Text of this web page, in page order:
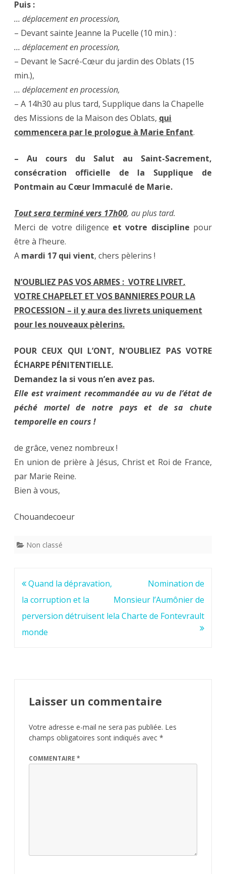
Puis :
… déplacement en procession,
– Devant sainte Jeanne la Pucelle (10 min.) :
… déplacement en procession,
– Devant le Sacré-Cœur du jardin des Oblats (15
min.),
… déplacement en procession,
– A 14h30 au plus tard, Supplique dans la Chapelle
des Missions de la Maison des Oblats, qui
commencera par le prologue à Marie Enfant.
– Au cours du Salut au Saint-Sacrement,
consécration officielle de la Supplique de
Pontmain au Cœur Immaculé de Marie.
Tout sera terminévers 17h00, au plus tard.
Merci de votre diligence et votre discipline pour
être à l’heure.
A mardi 17 qui vient, chers pèlerins !
N’OUBLIEZ PAS VOS ARMES : VOTRE LIVRET,
VOTRE CHAPELET ET VOS BANNIERES POUR LA
PROCESSION – il y aura des livrets uniquement
pour les nouveaux pèlerins.
POUR CEUX QUI L’ONT, N’OUBLIEZ PAS VOTRE
ÉCHARPE PÉNITENTIELLE.
Demandez la si vous n’en avez pas.
Elle est vraiment recommandée au vu de l’état de
péché mortel de notre payset de sa chute
temporelle en cours !
de grâce, venez nombreux !
En union de prière à Jésus, Christ et Roi de France,
par Marie Reine.
Bien à vous,
Chouandecoeur
Non classé
Navigation
de
l’article
Quand la dépravation,
la corruption et la
perversion détruisent le
monde
Nomination de
Monsieur l’Aumônier de
la Charte de Fontevrault
Laisser un commentaire
Votre adresse e-mail ne sera pas publiée. Les
champs obligatoires sont indiqués avec *
COMMENTAIRE *